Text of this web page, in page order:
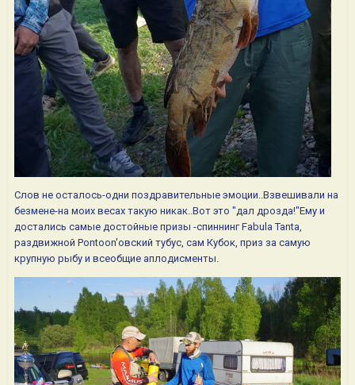
Слов не осталось-одни поздравительные эмоции..Взвешивали на
безмене-на моих весах такую никак..Вот это "дал дрозда!"Ему и
достались самые достойные призы -спиннинг Fabula Tanta,
раздвижной Pontoon'овский тубус, сам Кубок, приз за самую
крупную рыбу и всеобщие аплодисменты.